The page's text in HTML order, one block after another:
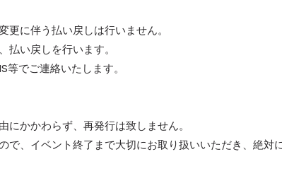
に伴う払い戻しは行いません。
い戻しを行います。
でご連絡いたします。
かかわらず、再発行は致しません。
、イベント終了まで大切にお取り扱いいただき、絶対